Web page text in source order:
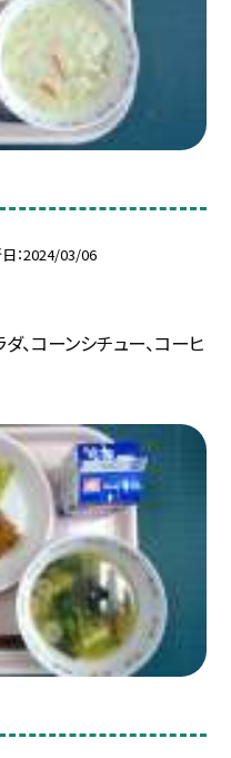
2024/03/06
、コーンシチュー、コーヒ